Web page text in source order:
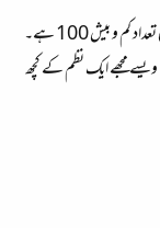
اور ایسے عوامل جن کے باعث‌ ما بعد کا اعراب متاثر ہوتا ہے ان کی تعداد کم و بیش 100 ہے۔
مجھے ایک نظم کے کچھ